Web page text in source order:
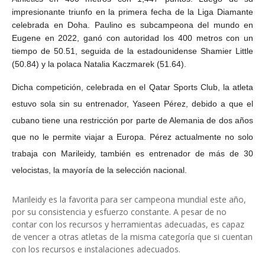
impresionante triunfo en la primera fecha de la Liga Diamante
celebrada en Doha. Paulino es subcampeona del mundo en
Eugene en 2022, ganó con autoridad los 400 metros con un
tiempo de 50.51, seguida de la estadounidense Shamier Little
(50.84) y la polaca Natalia Kaczmarek (51.64).
Dicha competición, celebrada en el Qatar Sports Club, la atleta
estuvo sola sin su entrenador, Yaseen Pérez, debido a que el
cubano tiene una restricción por parte de Alemania de dos años
que no le permite viajar a Europa. Pérez actualmente no solo
trabaja con Marileidy, también es entrenador de más de 30
velocistas, la mayoría de la selección nacional.
Marileidy es la favorita para ser campeona mundial este año,
por su consistencia y esfuerzo constante. A pesar de no
contar con los recursos y herramientas adecuadas, es capaz
de vencer a otras atletas de la misma categoría que si cuentan
con los recursos e instalaciones adecuados.